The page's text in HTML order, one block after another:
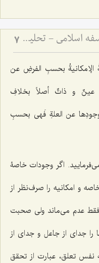
ماهیت و ضرورت وجود در فلسفه اسلامی - تحلیل تساوی ماهیت نسبت به وجود و عدم در فلسفه 7
الإمکانیةُ بحسبِ الفرضِ عن
عینٌ و ذاتٌ أصلاً بخلافِ
عن العلةِ فَهی بحسبِ
اگر وجودات خاصۀ
و امکانیه را صرف‌نظر از
عدم می‌ماند ولی صحبت
را جدای از جاعل و جدای از
نفس تعلق، عبارت از تحقق